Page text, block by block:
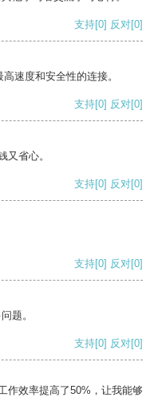
支持[0] 反对[0]
速度和安全性的连接。
支持[0] 反对[0]
又省心。
支持[0] 反对[0]
支持[0] 反对[0]
题。
支持[0] 反对[0]
作效率提高了50%，让我能够